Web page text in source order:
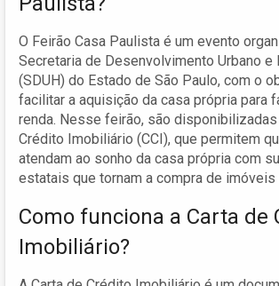
O Feirão Casa Paulista é um evento
Secretaria de Desenvolvimento Urbano e
(SDUH) do Estado de São Paulo, com o
facilitar a aquisição da casa própria para
renda. Nesse feirão, são disponibilizadas
Crédito Imobiliário (CCI), que permitem
atendam ao sonho da casa própria com
estatais que tornam a compra de
Como funciona a Carta de
Imobiliário?